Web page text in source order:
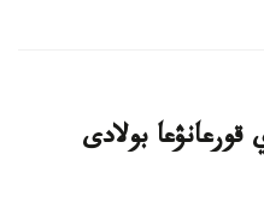
بولادى